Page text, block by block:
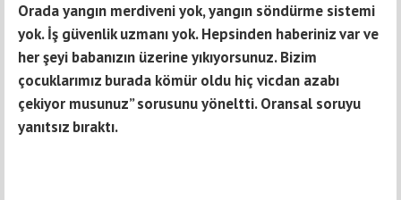
Orada yangın merdiveni yok, yangın söndürme sistemi
yok. İş güvenlik uzmanı yok. Hepsinden haberiniz var ve
her şeyi babanızın üzerine yıkıyorsunuz. Bizim
çocuklarımız burada kömür oldu hiç vicdan azabı
çekiyor musunuz” sorusunu yöneltti. Oransal soruyu
yanıtsız bıraktı.